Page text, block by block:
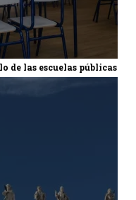
de las escuelas públicas